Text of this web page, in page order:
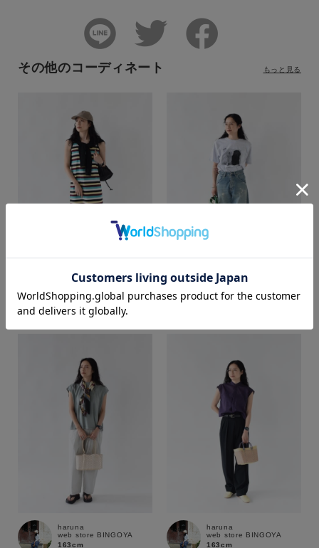
通常商品 予約商品
セール価格 WEB限定
その他のコーディネート
web store BINGOYA
163cm
haruna
web store BINGOYA
haruna
web store BINGOYA
163cm
haruna
web store BINGOYA
163cm
もっと見る